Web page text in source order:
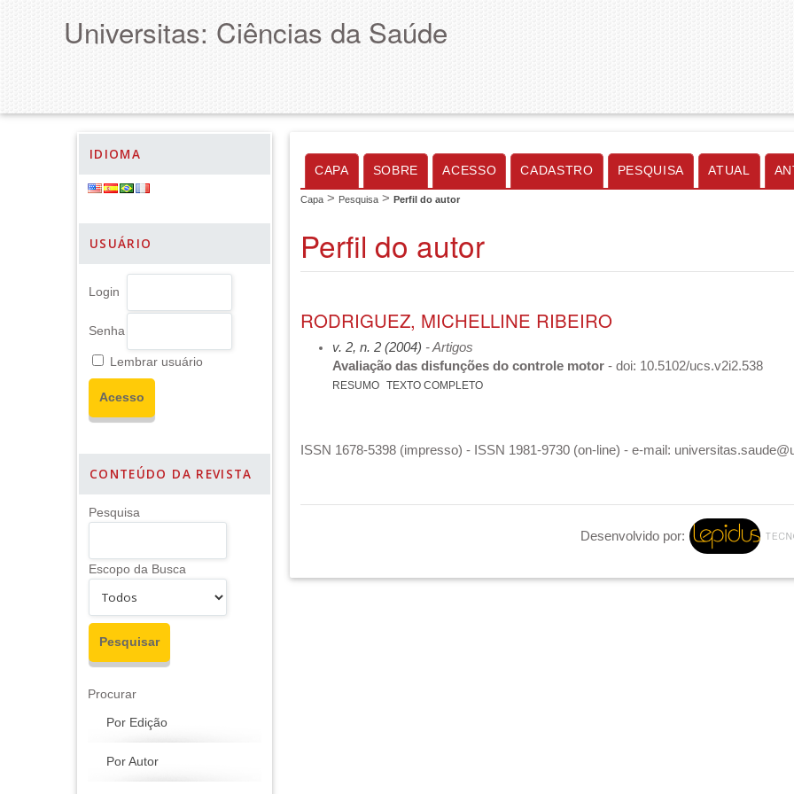
Universitas: Ciências da Saúde
IDIOMA
USUÁRIO
Login
Senha
Lembrar usuário
CONTEÚDO DA REVISTA
Pesquisa
Escopo da Busca
Procurar
Por Edição
Por Autor
CAPA SOBRE ACESSO CADASTRO PESQUISA ATUAL
Capa > Pesquisa > Perfil do autor
Perfil do autor
RODRIGUEZ, MICHELLINE RIBEIRO
v. 2, n. 2 (2004) - Artigos
Avaliação das disfunções do controle motor - doi: 10.5102/ucs.v2i2.538
RESUMO TEXTO COMPLETO
ISSN 1678-5398 (impresso) - ISSN 1981-9730 (on-line) - e-mail:
Desenvolvido por: